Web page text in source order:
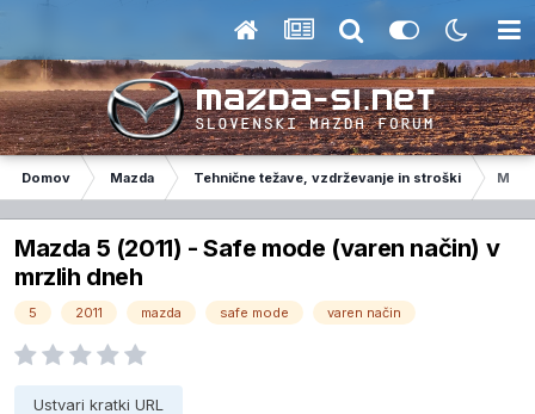
Domov Mazda Tehnične težave, vzdrževanje in stroški
Mazda 5 (2011) - Safe mode (varen način) v
mrzlih dneh
5 2011 mazda safe mode varen način
Ustvari kratki URL